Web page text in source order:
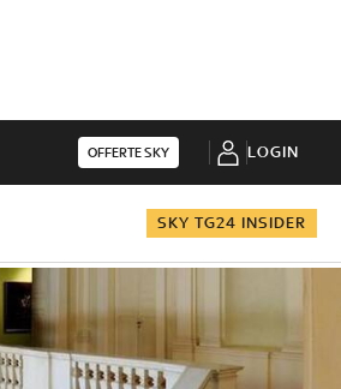
OFFERTE SKY LOGIN
SKY TG24 INSIDER